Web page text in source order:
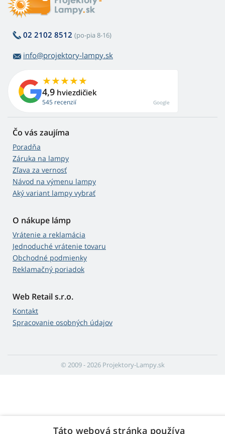
02 2102 8512 (po-pia 8-16)
info@projektory-lampy.sk
4,9 hviezdičiek
545 recenzií Google
Čo vás zaujíma
Poradňa
Záruka na lampy
Zľava za vernosť
Návod na výmenu lampy
Aký variant lampy vybrať
O nákupe lámp
Vrátenie a reklamácia
Jednoduché vrátenie tovaru
Obchodné podmienky
Reklamačný poriadok
Web Retail s.r.o.
Kontakt
Spracovanie osobných údajov
© 2009 - 2026 Projektory-Lampy.sk
Táto webová stránka používa